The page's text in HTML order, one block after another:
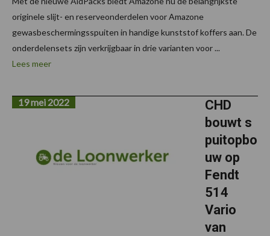
originele slijt- en reserveonderdelen voor Amazone
gewasbeschermingsspuiten in handige kunststof koffers aan. De
onderdelensets zijn verkrijgbaar in drie varianten voor ...
Lees meer
CHD
bouwt s
puitopbo
uw op
Fendt
514
Vario
van
19 mei 2022